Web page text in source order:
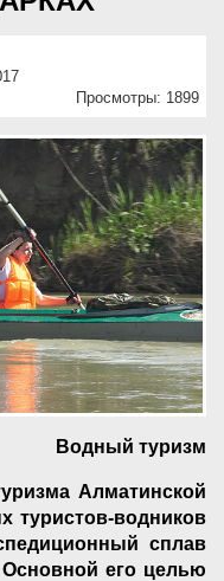
Просмотры: 1899
Водный туризм
Алматинской
туристов-водников
сплав
его целью